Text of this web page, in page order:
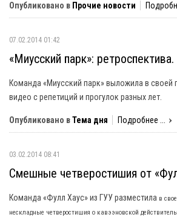
Опубликовано в Прочие новости
07.02.2014 01:42
«Миусский парк»:
Команда «Миусский парк» выложила в своей
видео с репетиций и прогулок разных лет.
Опубликовано вТема дня Подробнее ...
03.02.2014 08:41
Смешные четверостишия от
Команда «Фулл Хаус» из ГУУ разместила в
нескладные четверостишия о кавээновской